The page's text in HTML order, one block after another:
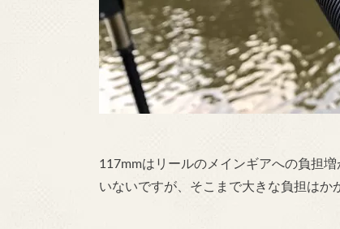
117mmはリールのメインギアへの負担
いないですが、そこまで大きな負担はか